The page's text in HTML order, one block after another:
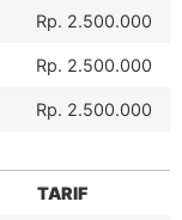
Rp. 2.500.000
Rp. 2.500.000
Rp. 2.500.000
TARIF